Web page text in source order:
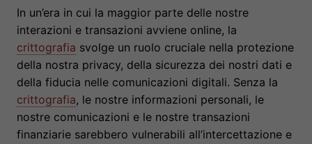
In un’era in cui la maggior parte delle nostre
interazioni e transazioni avviene online, la
crittografia svolge un ruolo cruciale nella protezione
della nostra privacy, della sicurezza dei nostri dati e
della fiducia nelle comunicazioni digitali. Senza la
crittografia, le nostre informazioni personali, le
nostre comunicazioni e le nostre transazioni
finanziarie sarebbero vulnerabili all’intercettazione e